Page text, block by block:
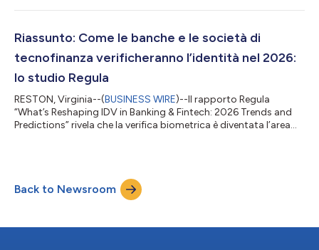
Winter 2026 Grid® Reports for Identity Verification. Questa
Grid® for Identity Verification Software di G2, riflettendo l...
Riassunto: Come le banche e le società di
tecnofinanza verificheranno l’identità nel 2026:
lo studio Regula
RESTON, Virginia--(BUSINESS WIRE)--Il rapporto Regula
“What’s Reshaping IDV in Banking & Fintech: 2026 Trends and
Predictions” rivela che la verifica biometrica è diventata l’area
su dieci sono vittima di frodi basate sull’impersonificazione, per
cui è in corso una transizione verso una verifica più...
Back to Newsroom